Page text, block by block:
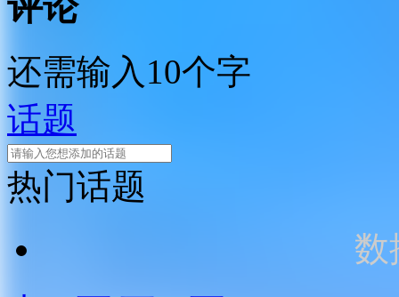
还需输入10个字
话题
热门话题
数